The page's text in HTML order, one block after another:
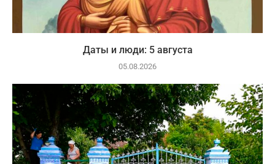
Даты и люди: 5 августа
05.08.2026